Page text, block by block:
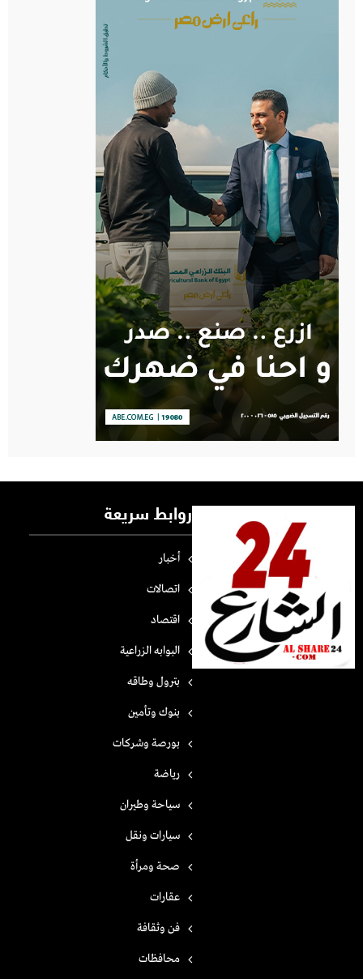
روابط سريعة
أخبار
اتصالات
اقتصاد
البوابه الزراعية
بترول وطاقه
بنوك وتأمين
بورصة وشركات
رياضة
سياحة وطيران
سيارات ونقل
صحة ومرأة
عقارات
فن وثقافة
محافظات